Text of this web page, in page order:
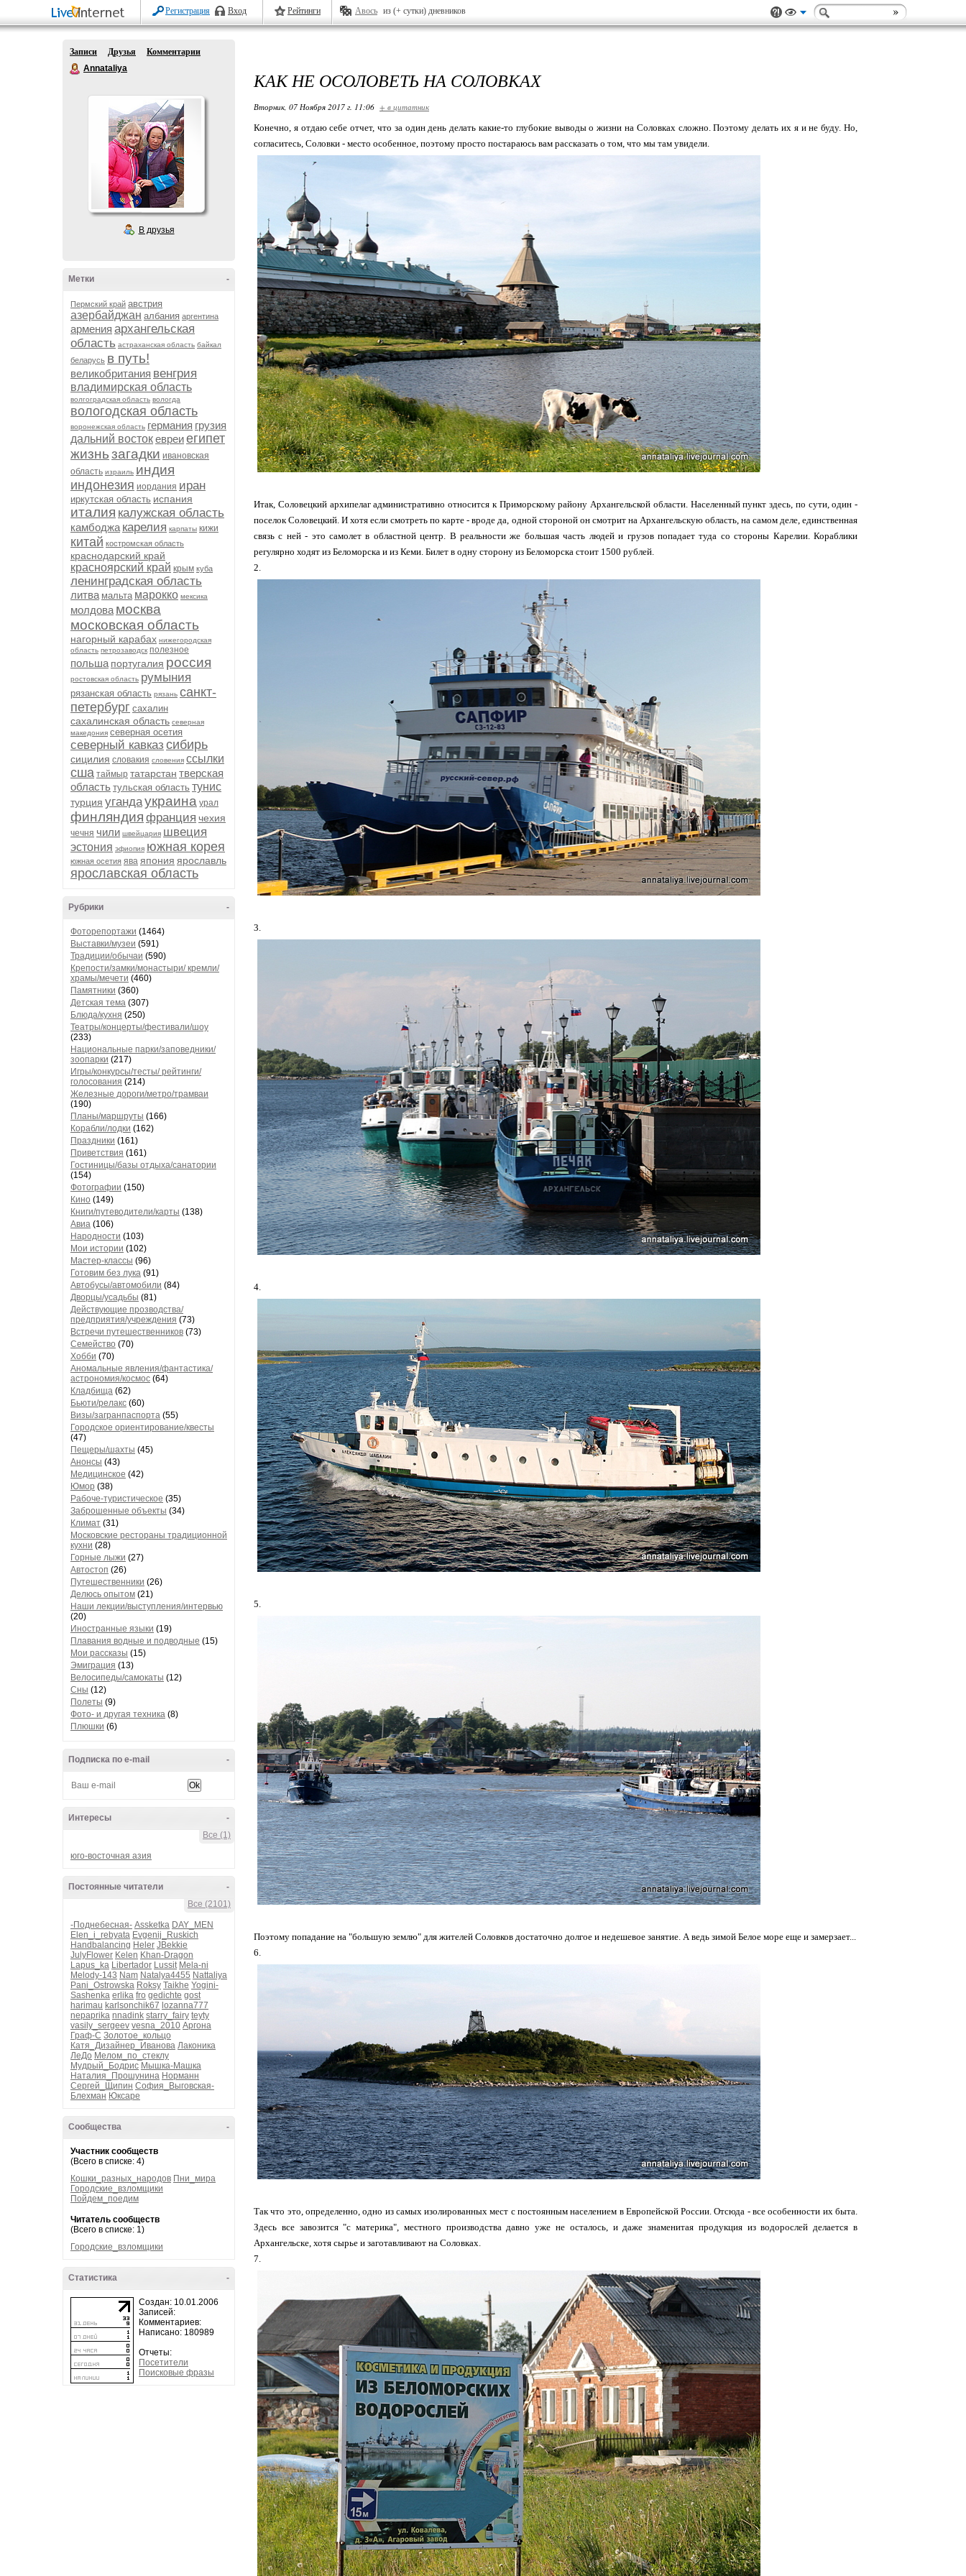
Регистрация Вход Рейтинги Авось из (+ сутки) дневников
Записи Друзья
Комментарии
Annataliya
В друзья
-
Метки
Пермский край австрия
азербайджан албания аргентина
армения архангельская
область астраханская область байкал
беларусь в путь!
великобритания венгрия
владимирская область
волгоградская область вологда
вологодская область
воронежская область германия грузия
дальний востокевреиегипет
жизньзагадки ивановская
область израиль индия
индонезия иордания иран
иркутская область испания
италия калужская область
камбоджа карелия карпаты кижи
китай костромская область
краснодарский край
красноярский край крым куба
ленинградская область
литва мальта марокко мексика
молдова москва
московская область
нагорный карабах нижегородская
область петрозаводск полезное
польша португалия россия
ростовская область румыния
рязанская область рязань санкт-
петербург сахалин
сахалинская область северная
македония северная осетия
северный кавказ сибирь
сицилия словакия словения ссылки
сша таймыр татарстан тверская
область тульская область тунис
турция угандаукраина урал
финляндия франция чехия
чечня чили швейцария швеция
эстония эфиопия южная корея
южная осетия ява япония ярославль
ярославская область
-
Рубрики
Фоторепортажи (1464)
Выставки/музеи (591)
Традиции/обычаи (590)
Крепости/замки/монастыри/ кремли/
храмы/мечети (460)
Памятники (360)
Детская тема (307)
Блюда/кухня (250)
Театры/концерты/фестивали/шоу
(233)
Национальные парки/заповедники/
зоопарки (217)
Игры/конкурсы/тесты/ рейтинги/
голосования (214)
Железные дороги/метро/трамваи
(190)
Планы/маршруты (166)
Корабли/лодки (162)
Праздники (161)
Приветствия (161)
Гостиницы/базы отдыха/санатории
(154)
Фотографии (150)
Кино (149)
Книги/путеводители/карты (138)
Авиа (106)
Народности (103)
Мои истории (102)
Мастер-классы (96)
Готовим без лука (91)
Автобусы/автомобили (84)
Дворцы/усадьбы (81)
Действующие прозводства/
предприятия/учреждения (73)
Встречи путешественников (73)
Семейство (70)
Хобби (70)
Аномальные явления/фантастика/
астрономия/космос (64)
Кладбища (62)
Бьюти/релакс (60)
Визы/загранпаспорта (55)
Городское ориентирование/квесты
(47)
Пещеры/шахты (45)
Анонсы (43)
Медицинское (42)
Юмор (38)
Рабоче-туристическое (35)
Заброшенные объекты (34)
Климат (31)
Московские рестораны традиционной
кухни (28)
Горные лыжи (27)
Автостоп (26)
Путешественники (26)
Делюсь опытом (21)
Наши лекции/выступления/интервью
(20)
Иностранные языки (19)
Плавания водные и подводные (15)
Мои рассказы (15)
Эмиграция (13)
Велосипеды/самокаты (12)
Сны (12)
Полеты (9)
Фото- и другая техника (8)
Плюшки (6)
-
Подписка по e-mail
-
Интересы
Все (1)
юго-восточная азия
-
Постоянные читатели
Все (2101)
-Поднебесная- Assketka DAY_MEN
Elen_i_rebyata Evgenij_Ruskich
Handbalancing Heler JBekkie
JulyFlower Kelen Khan-Dragon
Lapus_ka Libertador Lussit Mela-ni
Melody-143 Nam Natalya4455 Nattaliya
Pani_Ostrowska Roksy Taikhe Yogini-
Sashenka erlika fro gedichte gost
harimau karlsonchik67 lozanna777
nepaprika nnadink starry_fairy teyty
vasily_sergeev vesna_2010 Аргона
Граф-С Золотое_кольцо
Катя_Дизайнер_Иванова Лаконика
ЛеДо Мелом_по_стеклу
Мудрый_Бодрис Мышка-Машка
Наталия_Прошунина Норманн
Сергей_Щипин София_Выговская-
Блехман Юксаре
-
Сообщества
Участник сообществ
(Всего в списке: 4)
Кошки_разных_народов Пни_мира
Городские_взломщики
Пойдем_поедим
Читатель сообществ
(Всего в списке: 1)
Городские_взломщики
-
Статистика
Создан: 10.01.2006
Записей:
Комментариев:
Написано: 180989
Отчеты:
Посетители
Поисковые фразы
КАК НЕ ОСОЛОВЕТЬ НА СОЛОВКАХ
Вторник, 07 Ноября 2017 г. 11:06 + в цитатник
Конечно, я отдаю себе отчет, что за один день делать какие-то глубокие выводы о жизни на Соловках сложно. Поэтому делать их я и не буду. Но,
согласитесь, Соловки - место особенное, поэтому просто постараюсь вам рассказать о том, что мы там увидели.
Итак, Соловецкий архипелаг административно относится к Приморскому району Архангельской области. Населенный пункт здесь, по сути, один -
поселок Соловецкий. И хотя если смотреть по карте - вроде да, одной стороной он смотрит на Архангельскую область, на самом деле, единственная
связь с ней - это самолет в областной центр. В реальности же большая часть людей и грузов попадает туда со стороны Карелии. Кораблики
регулярно ходят из Беломорска и из Кеми. Билет в одну сторону из Беломорска стоит 1500 рублей.
2.
3.
4.
5.
Поэтому попадание на "большую землю" для жителей Соловков достаточно долгое и недешевое занятие. А ведь зимой Белое море еще и замерзает...
6.
Так что это, определенно, одно из самых изолированных мест с постоянным населением в Европейской России. Отсюда - все особенности их быта.
Здесь все завозится "с материка", местного производства давно уже не осталось, и даже знаменитая продукция из водорослей делается в
Архангельске, хотя сырье и заготавливают на Соловках.
7.